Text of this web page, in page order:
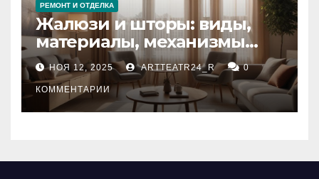
РЕМОНТ И ОТДЕЛКА
Жалюзи и шторы: виды,
материалы, механизмы
управления и уход
НОЯ 12, 2025 ARTTEATR24_R 0
КОММЕНТАРИИ